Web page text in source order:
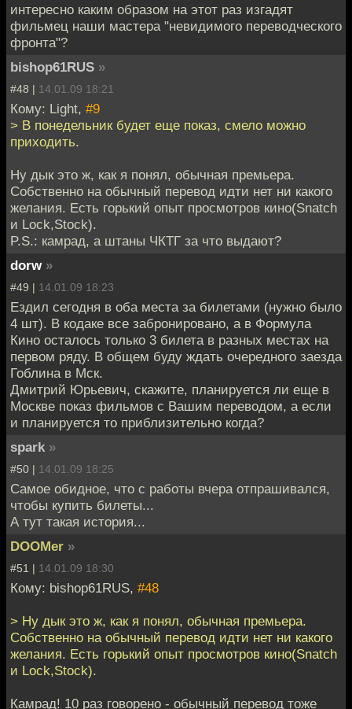
интересно каким образом на этот раз изгадят
фильмец наши мастера "невидимого переводческого
фронта"?
bishop61RUS »
#48 | 14.01.09 18:21
Кому: Light, #9
> В понедельник будет еще показ, смело можно
приходить.
Ну дык это ж, как я понял, обычная премьера.
Собственно на обычный перевод идти нет ни какого
желания. Есть горький опыт просмотров кино(Snatch
и Lock,Stock).
P.S.: камрад, а штаны ЧКТГ за что выдают?
dorw »
#49 | 14.01.09 18:23
Ездил сегодня в оба места за билетами (нужно было
4 шт). В кодаке все забронировано, а в Формула
Кино осталось только 3 билета в разных местах на
первом ряду. В общем буду ждать очередного заезда
Гоблина в Мск.
Дмитрий Юрьевич, скажите, планируется ли еще в
Москве показ фильмов с Вашим переводом, а если
и планируется то приблизительно когда?
spark »
#50 | 14.01.09 18:25
Самое обидное, что с работы вчера отпрашивался,
чтобы купить билеты...
А тут такая история...
DOOMer »
#51 | 14.01.09 18:30
Кому: bishop61RUS, #48
> Ну дык это ж, как я понял, обычная премьера.
Собственно на обычный перевод идти нет ни какого
желания. Есть горький опыт просмотров кино(Snatch
и Lock,Stock).
Камрад! 10 раз говорено - обычный перевод тоже